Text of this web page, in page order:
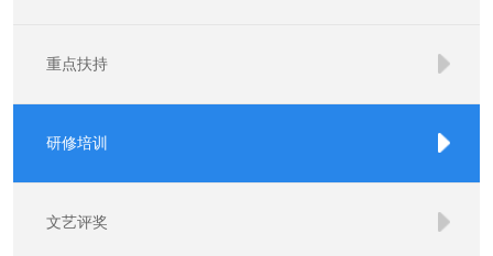
重点扶持
研修培训
文艺评奖